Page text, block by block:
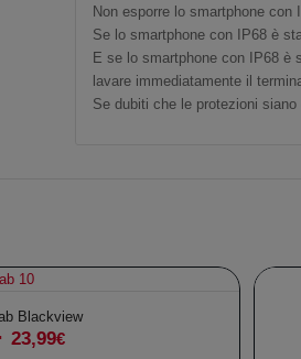
Non esporre lo smartphone con
Se lo smartphone con IP68 è
E se lo smartphone con IP68 è
lavare immediatamente il
Se dubiti che le protezioni
Blackview
23,99€Il
In offerta!